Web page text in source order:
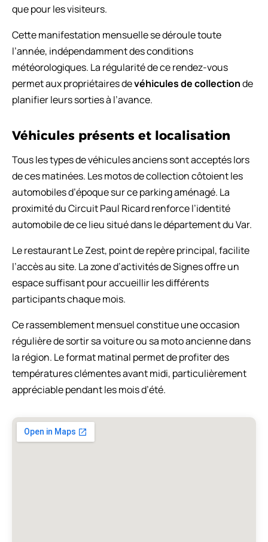
que pour les visiteurs.
Cette manifestation mensuelle se déroule toute
l’année, indépendamment des conditions
météorologiques. La régularité de ce rendez-vous
permet aux propriétaires devéhicules de collectionde
planifier leurs sorties à l’avance.
Véhicules présents et localisation
Tous les types de véhicules anciens sont acceptés lors
de ces matinées. Les motos de collection côtoient les
automobiles d’époque sur ce parking aménagé. La
proximité du Circuit Paul Ricard renforce l’identité
automobile de ce lieu situé dans le département du Var.
Le restaurant Le Zest, point de repère principal, facilite
l’accès au site. La zone d’activités de Signes offre un
espace suffisant pour accueillir les différents
participants chaque mois.
Ce rassemblement mensuel constitue une occasion
régulière de sortir sa voiture ou sa moto ancienne dans
la région. Le format matinal permet de profiter des
températures clémentes avant midi, particulièrement
appréciable pendant les mois d’été.